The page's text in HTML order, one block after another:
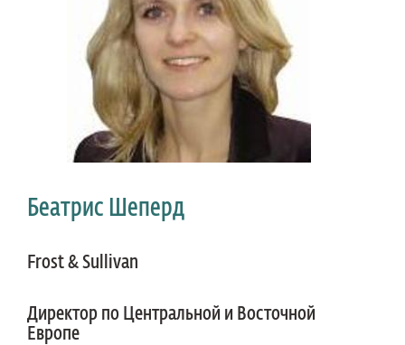
Беатрис Шеперд
Frost & Sullivan
Директор по Центральной и Восточной
Европе